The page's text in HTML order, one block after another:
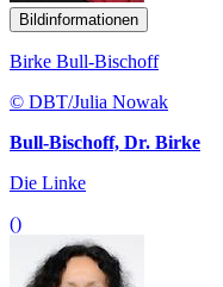
Bildinformationen
Birke Bull-Bischoff
© DBT/Julia Nowak
Bull-Bischoff, Dr. Birke
Die Linke
()